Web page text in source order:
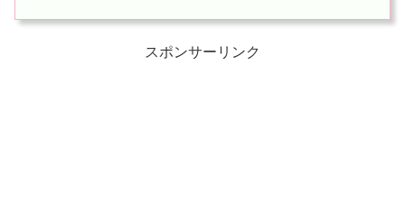
スポンサーリンク